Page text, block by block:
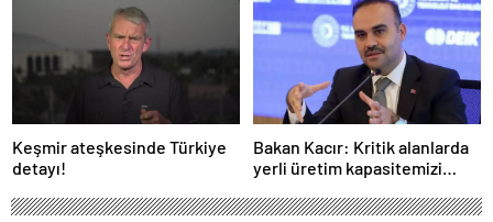
Keşmir ateşkesinde Türkiye
detayı!
Bakan Kacır: Kritik alanlarda
yerli üretim kapasitemizi